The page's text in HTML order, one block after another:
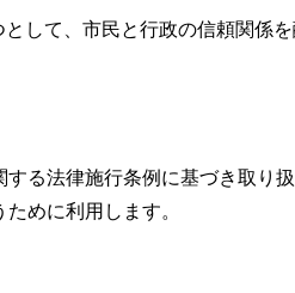
して、市民と行政の信頼関係
る法律施行条例に基づき取り
めに利用します。